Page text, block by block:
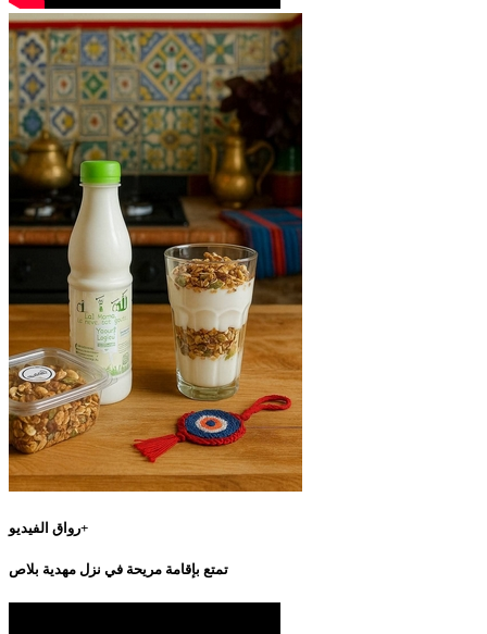
رواق الفيديو+
تمتع بإقامة مريحة في نزل مهدية بلاص